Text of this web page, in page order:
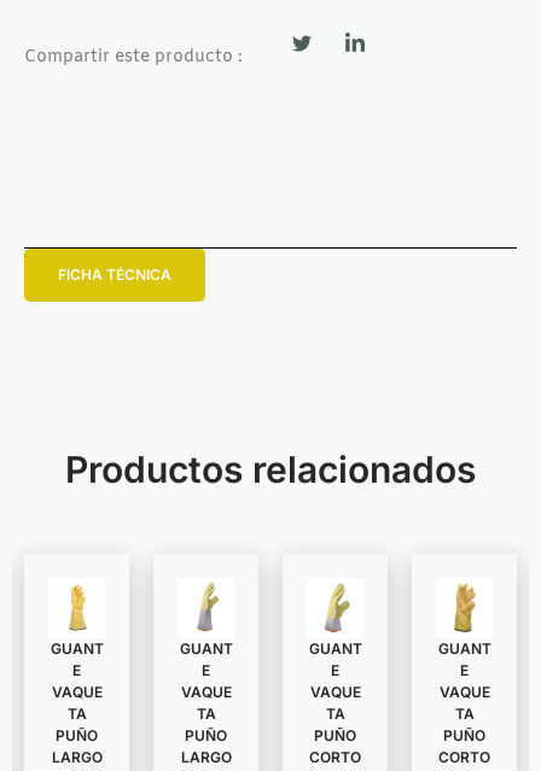
Compartir este producto :
FICHA TÉCNICA
Productos relacionados
GUANT
E
VAQUE
TA
PUÑO
LARGO
GUANT
E
VAQUE
TA
PUÑO
LARGO
GUANT
E
VAQUE
TA
PUÑO
CORTO
GUANT
E
VAQUE
TA
PUÑO
CORTO